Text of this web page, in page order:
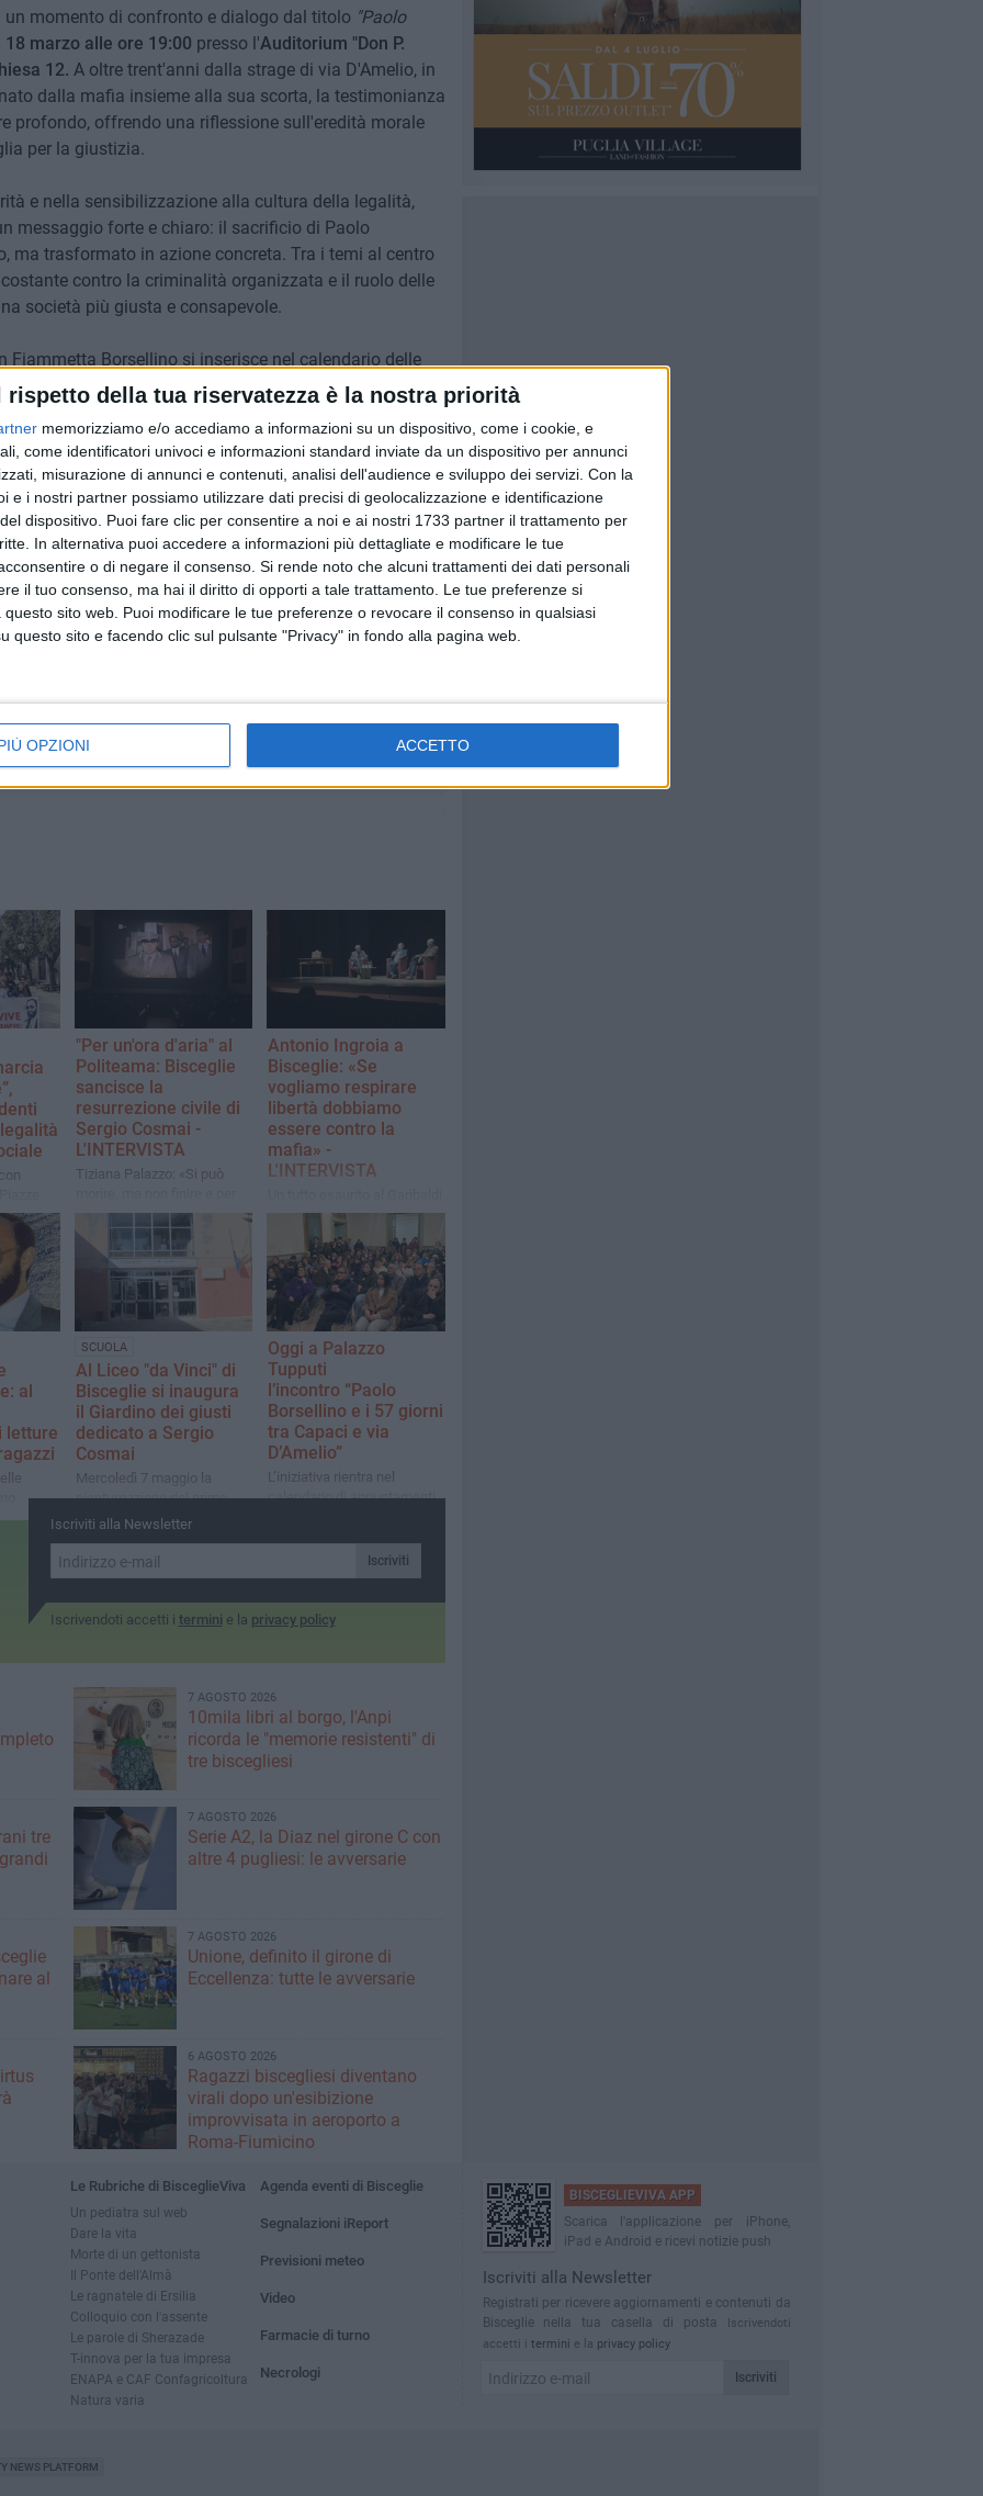
rispetto della tua riservatezza è la nostra priorità
memorizziamo e/o accediamo a informazioni su un dispositivo, come i cookie, e
come identificatori univoci e informazioni standard inviate da un dispositivo per annunci
misurazione di annunci e contenuti, analisi dell'audience e sviluppo dei servizi. Con la
e i nostri partner possiamo utilizzare dati precisi di geolocalizzazione e identificazione
dispositivo. Puoi fare clic per consentire a noi e ai nostri 1733 partner il trattamento per
In alternativa puoi accedere a informazioni più dettagliate e modificare le tue
o di negare il consenso. Si rende noto che alcuni trattamenti dei dati personali
il tuo consenso, ma hai il diritto di opporti a tale trattamento. Le tue preferenze si
sito web. Puoi modificare le tue preferenze o revocare il consenso in qualsiasi
questo sito e facendo clic sul pulsante "Privacy" in fondo alla pagina web.
OPZIONI ACCETTO
momento di confronto e dialogo dal titolo "Paolo
18 marzo alle ore 19:00 presso l'Auditorium "Don P.
12. A oltre trent'anni dalla strage di via D'Amelio, in
dalla mafia insieme alla sua scorta, la testimonianza
profondo, offrendo una riflessione sull'eredità morale
per la giustizia.
e nella sensibilizzazione alla cultura della legalità,
messaggio forte e chiaro: il sacrificio di Paolo
ma trasformato in azione concreta. Tra i temi al centro
contro la criminalità organizzata e il ruolo delle
società più giusta e consapevole.
Fiammetta Borsellino si inserisce nel calendario delle
per il40esimo anniversario dell'uccisione di Sergio
dalla 'ndrangheta nel 1985. Un percorso di
di approfondimento fino al 10 gennaio, giorno della
ciclo di incontri si terrà in occasione della Giornata
ricordo delle vittime innocenti delle mafie, venerdì 21
di Palazzo Tupputi, con il prof. Raffaele Tatulli.
la
che
"Per un'ora d'aria" al
Politeama: Bisceglie
sancisce la
resurrezione civile di
Sergio Cosmai -
L'INTERVISTA
Tiziana Palazzo: «Si può
noi Sergio non finirà mai»​
Antonio Ingroia a
Bisceglie: «Se
vogliamo respirare
libertà dobbiamo
essere contro la
mafia» -
L'INTERVISTA
per l'incontro con l'ex PM
della direzione distrettuale
Antimafia di Palermo
al
letture
di
SCUOLA
Al Liceo "da Vinci" di
Bisceglie si inaugura
il Giardino dei giusti
dedicato a Sergio
Cosmai
Mercoledì 7 maggio la
piantumazione del primo
albero
Oggi a Palazzo
Tupputi
l’incontro “Paolo
Borsellino e i 57 giorni
tra Capaci e via
D’Amelio”
L’iniziativa rientra nel
calendario di appuntamenti
Iscriviti alla Newsletter
Iscriviti
Iscrivendoti accetti i termini e la privacy policy
7 AGOSTO 2026
10mila libri al borgo, l'Anpi
ricorda le "memorie resistenti" di
tre biscegliesi
tre
7 AGOSTO 2026
Serie A2, la Diaz nel girone C con
altre 4 pugliesi: le avversarie
al
7 AGOSTO 2026
Unione, definito il girone di
Eccellenza: tutte le avversarie
6 AGOSTO 2026
Ragazzi biscegliesi diventano
virali dopo un'esibizione
improvvisata in aeroporto a
Roma-Fiumicino
Le Rubriche di BisceglieViva
Un pediatra sul web
Dare la vita
Morte di un gettonista
Il Ponte dell'Almà
Le ragnatele di Ersilia
Colloquio con l'assente
Le parole di Sherazade
T-innova per la tua impresa
ENAPA e CAF Confagricoltura
Natura varia
Agenda eventi di Bisceglie
Segnalazioni iReport
Previsioni meteo
Video
Farmacie di turno
Necrologi
BISCEGLIEVIVA APP
Scarica l'applicazione per iPhone,
iPad e Android e ricevi notizie push
Iscriviti alla Newsletter
Registrati per ricevere aggiornamenti e contenuti da
Bisceglie nella tua casella di posta
Iscrivendoti
accetti i termini e la privacy policy
Iscriviti
NEWS PLATFORM